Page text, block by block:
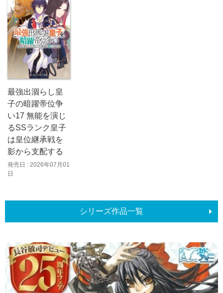
最強出涸らし皇
子の暗躍帝位争
い17 無能を演じ
るSSランク皇子
は皇位継承戦を
影から支配する
発売日 : 2026年07月01
日
シリーズ作品一覧